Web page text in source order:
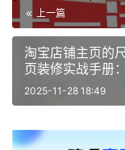
上一篇
淘宝店铺主页的
页装修实战手册
速打造合规且高
2025-11-28 18:49